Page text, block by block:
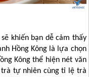
khiến bạn dễ cảm thấy
Hồng Kông là lựa chọn
Kôngthể hiện nét văn
tự nhiên cùng tỉ lệ trà